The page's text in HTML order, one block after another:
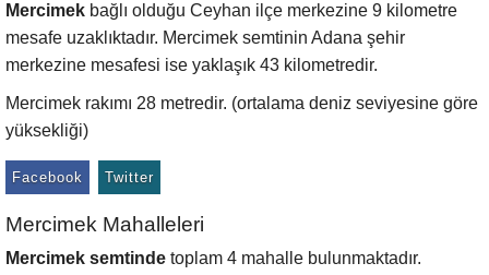
Mercimek bağlı olduğu Ceyhan ilçe merkezine 9 kilometre
mesafe uzaklıktadır. Mercimek semtinin Adana şehir
merkezine mesafesi ise yaklaşık 43 kilometredir.
Mercimek rakımı 28 metredir. (ortalama deniz seviyesine göre
yüksekliği)
Facebook Twitter
Mercimek Mahalleleri
Mercimek semtinde toplam 4 mahalle bulunmaktadır.